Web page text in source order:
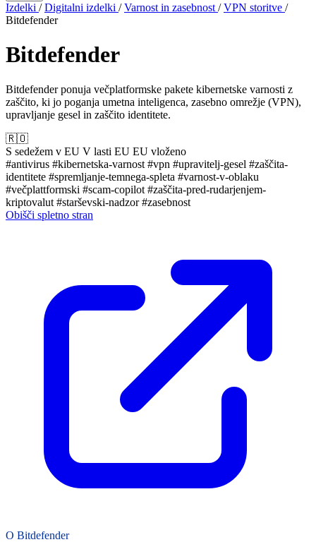
Izdelki / Digitalni izdelki / Varnost in zasebnost / VPN storitve /
Bitdefender
Bitdefender
Bitdefender ponuja večplatformske pakete kibernetske varnosti z
zaščito, ki jo poganja umetna inteligenca, zasebno omrežje (VPN),
upravljanje gesel in zaščito identitete.
🇷🇴
S sedežem v EU V lasti EU EU vloženo
#antivirus #kibernetska-varnost #vpn #upravitelj-gesel #zaščita-
identitete #spremljanje-temnega-spleta #varnost-v-oblaku
#večplattformski #scam-copilot #zaščita-pred-rudarjenjem-
kriptovalut #starševski-nadzor#zasebnost
Obišči spletno stran
O Bitdefender